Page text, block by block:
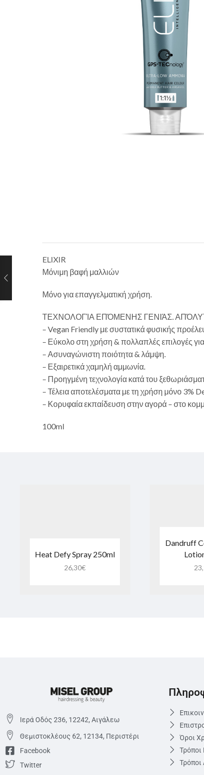
ELIXIR
Μόνιμη βαφή μαλλιών
Μόνο για επαγγελματική χρήση.
ΤΕΧΝΟΛΟΓΊΑ ΕΠΌΜΕΝΗΣ ΓΕΝΙΆΣ.
– Vegan Friendly με συστατικά φυσικής
– Εύκολο στη χρήση & πολλαπλές επιλογές
– Ασυναγώνιστη ποιότητα & λάμψη.
– Εξαιρετικά χαμηλή αμμωνία.
– Προηγμένη τεχνολογία κατά του
– Τέλεια αποτελέσματα με τη χρήση μόνο 3%
– Κορυφαία εκπαίδευση στην αγορά – στο
100ml
Heat Defy Spray 250ml
26,30€
Dandruff
Ιερά Οδός 236, 12242, Αιγάλεω
Θεμιστoκλέους 62, 12134, Περιστέρι
Facebook
Twitter
Όροι